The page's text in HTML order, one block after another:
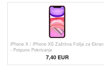
iPhone X / iPhone XS Zaštitna Folija za Ekran
- Potpuno Pokrivanje
7,40 EUR